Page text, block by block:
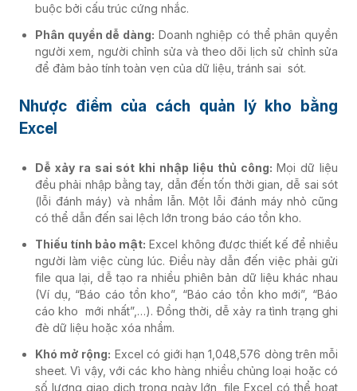
buộc bởi cấu trúc cứng nhắc.
Phân quyền dễ dàng: Doanh nghiệp có thể phân quyền
người xem, người chỉnh sửa và theo dõi lịch sử chỉnh sửa
để đảm bảo tính toàn vẹn của dữ liệu, tránh sai sót.
Nhược điểm của cách quản lý kho bằng
Excel
Dễ xảy ra sai sót khi nhập liệu thủ công: Mọi dữ liệu
đều phải nhập bằng tay, dẫn đến tốn thời gian, dễ sai sót
(lỗi đánh máy) và nhầm lẫn. Một lỗi đánh máy nhỏ cũng
có thể dẫn đến sai lệch lớn trong báo cáo tồn kho.
Thiếu tính bảo mật: Excel không được thiết kế để nhiều
người làm việc cùng lúc. Điều này dẫn đến việc phải gửi
file qua lại, dễ tạo ra nhiều phiên bản dữ liệu khác nhau
(Ví dụ, “Báo cáo tồn kho”, “Báo cáo tồn kho mới”, “Báo
cáo kho mới nhất”,…). Đồng thời, dễ xảy ra tình trạng ghi
đè dữ liệu hoặc xóa nhầm.
Khó mở rộng: Excel có giới hạn 1,048,576 dòng trên mỗi
sheet. Vì vậy, với các kho hàng nhiều chủng loại hoặc có
số lượng giao dịch trong ngày lớn, file Excel có thể hoạt